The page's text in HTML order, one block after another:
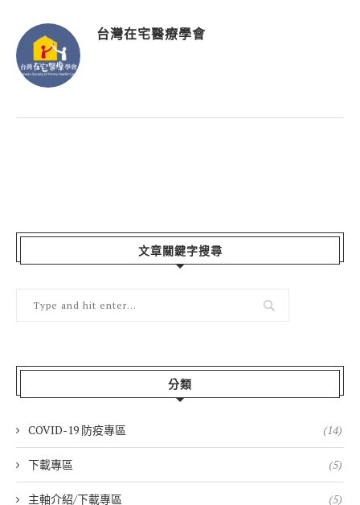
台灣在宅醫療學會
文章關鍵字搜尋
分類
COVID-19 防疫專區 (14)
下載專區 (5)
主軸介紹/下載專區 (5)